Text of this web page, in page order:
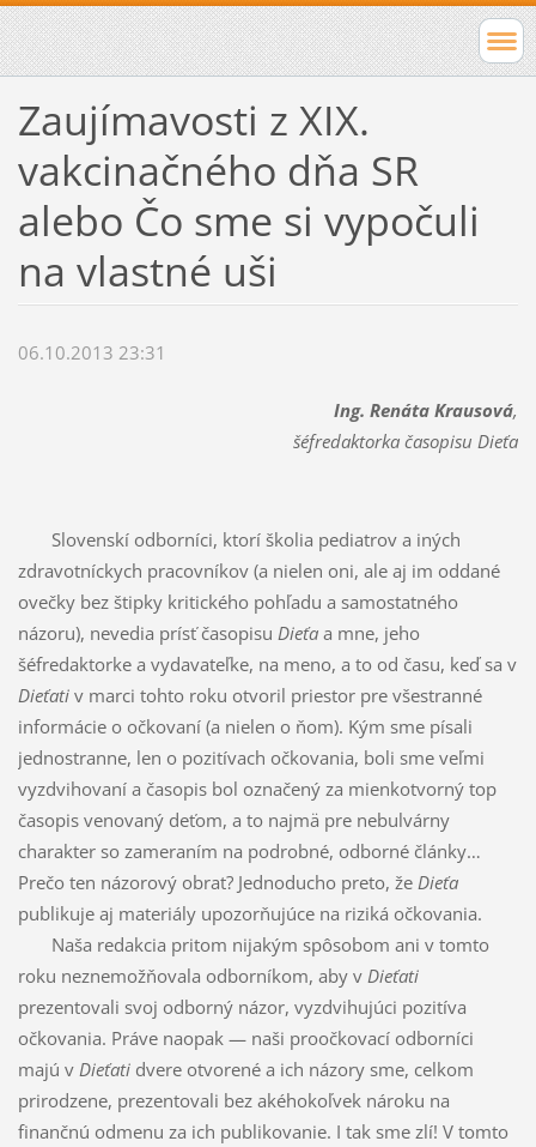
Zaujímavosti z XIX.
vakcinačného dňa SR
alebo Čo sme si vypočuli
na vlastné uši
06.10.2013 23:31
Ing. Renáta Krausová,
šéfredaktorka časopisu Dieťa
Slovenskí odborníci, ktorí školia pediatrov a iných
zdravotníckych pracovníkov (a nielen oni, ale aj im oddané
ovečky bez štipky kritického pohľadu a samostatného
názoru), nevedia prísť časopisu Dieťaa mne, jeho
šéfredaktorke a vydavateľke, na meno, a to od času, keď sa v
Dieťativ marci tohto roku otvoril priestor pre všestranné
informácie o očkovaní (a nielen o ňom). Kým sme písali
jednostranne, len o pozitívach očkovania, boli sme veľmi
vyzdvihovaní a časopis bol označený za mienkotvorný top
časopis venovaný deťom, a to najmä pre nebulvárny
charakter so zameraním na podrobné, odborné články…
Prečo ten názorový obrat? Jednoducho preto, že Dieťa
publikuje aj materiály upozorňujúce na riziká očkovania.
Naša redakcia pritom nijakým spôsobom ani v tomto
roku neznemožňovala odborníkom, aby v Dieťati
prezentovali svoj odborný názor, vyzdvihujúci pozitíva
očkovania. Práve naopak — naši proočkovací odborníci
majú v Dieťatidvere otvorené a ich názory sme, celkom
prirodzene, prezentovali bez akéhokoľvek nároku na
finančnú odmenu za ich publikovanie. I tak sme zlí! V tomto